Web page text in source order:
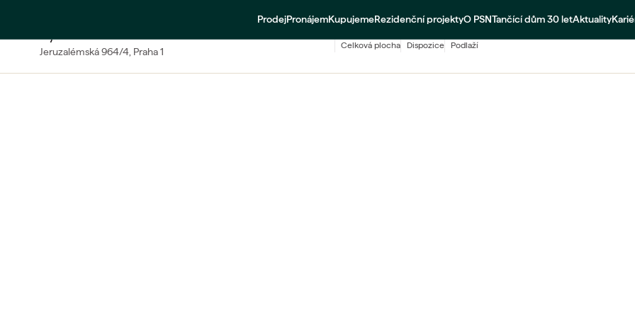
ProdejPronájemKupujemeRezidenční projektyO PSNTančící dům 30 letAktuality
Byt 3+kk
Jeruzalémská964/4 , Praha 1
celková plocha dispozice podlaží